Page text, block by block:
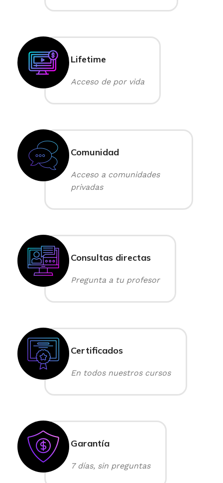
Lifetime
Acceso de por vida
Comunidad
Acceso a comunidades
privadas
Consultas directas
Pregunta a tu profesor
Certificados
En todos nuestros cursos
Garantía
7 días, sin preguntas